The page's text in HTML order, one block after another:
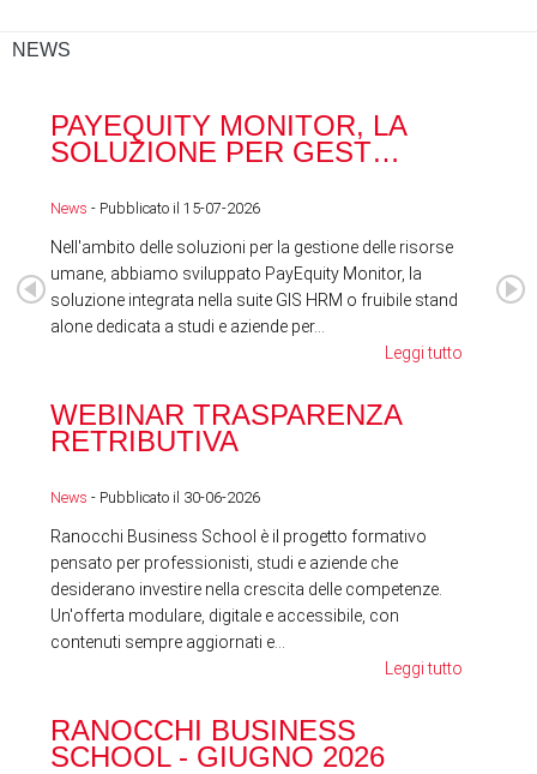
NEWS
PAYEQUITY MONITOR, LA
SOLUZIONE PER GEST…
News - Pubblicato il 15-07-2026
Nell'ambito delle soluzioni per la gestione delle risorse
umane, abbiamo sviluppato PayEquity Monitor, la
soluzione integrata nella suite GIS HRM o fruibile stand
alone dedicata a studi e aziende per...
Leggi tutto
WEBINAR TRASPARENZA
RETRIBUTIVA
News - Pubblicato il 30-06-2026
Ranocchi Business School è il progetto formativo
pensato per professionisti, studi e aziende che
desiderano investire nella crescita delle competenze.
Un'offerta modulare, digitale e accessibile, con
contenuti sempre aggiornati e...
Leggi tutto
RANOCCHI BUSINESS
SCHOOL - GIUGNO 2026